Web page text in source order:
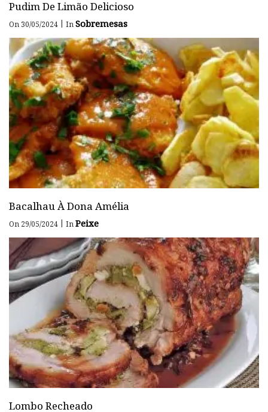
Pudim De Limão Delicioso
On 30/05/2024 | InSobremesas
Bacalhau À Dona Amélia
On 29/05/2024 | InPeixe
Lombo Recheado